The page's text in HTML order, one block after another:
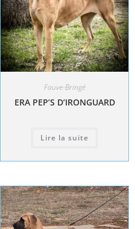
Fauve-Bringé
ERA PEP’S D’IRONGUARD
Lire la suite